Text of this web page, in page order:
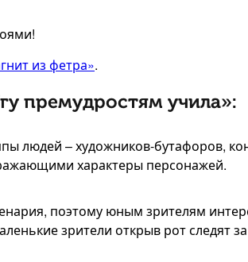
из фетра».
премудростям учила»:
людей – художников-бутафоров,
характеры персонажей.
поэтому юным зрителям
зрители открыв рот следят